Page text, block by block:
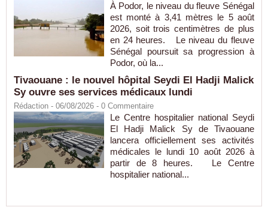
À Podor, le niveau du fleuve Sénégal
est monté à 3,41 mètres le 5 août
2026, soit trois centimètres de plus
en 24 heures. Le niveau du fleuve
Sénégal poursuit sa progression à
Podor, où la...
Tivaouane : le nouvel hôpital Seydi El Hadji Malick
Sy ouvre ses services médicaux lundi
Rédaction - 06/08/2026 - 0 Commentaire
Le Centre hospitalier national Seydi
El Hadji Malick Sy de Tivaouane
lancera officiellement ses activités
médicales le lundi 10 août 2026 à
partir de 8 heures. Le Centre
hospitalier national...